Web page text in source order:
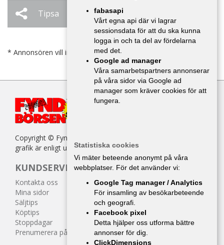
Tipsa
* Annonsören vill inte bli kontaktad av försäljare.
Copyright © Fyndbörsen. All kopiering av texter, bilder eller
grafik är enligt upphovsrättslagen förbjuden.
KUNDSERVICE
Kontakta oss
Mina sidor
Säljtips
Köptips
Stoppdagar
Prenumerera på tidningen
fabasapi
Vårt egna api där vi lagrar
sessionsdata för att du ska kunna
logga in och ta del av fördelarna
med det.
Google ad manager
Våra samarbetspartners annonserar
på våra sidor via Google ad
manager som kräver cookies för att
fungera.
Statistiska cookies
Vi mäter beteende anonymt på våra
webbplatser. För det använder vi:
Google Tag manager / Analytics
För insamling av besökarbeteende
och geografi.
Facebook pixel
Detta hjälper oss utforma bättre
annonser för dig.
ClickDimensions